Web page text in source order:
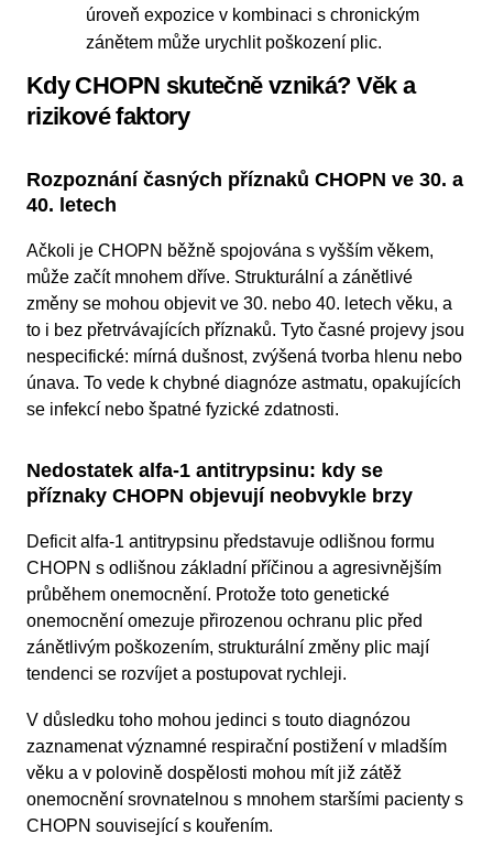
úroveň expozice v kombinaci s chronickým
zánětem může urychlit poškození plic.
Kdy CHOPN skutečně vzniká? Věk a
rizikové faktory
Rozpoznání časných příznaků CHOPN ve 30. a
40. letech
Ačkoli je CHOPN běžně spojována s vyšším věkem,
může začít mnohem dříve. Strukturální a zánětlivé
změny se mohou objevit ve 30. nebo 40. letech věku, a
to i bez přetrvávajících příznaků. Tyto časné projevy jsou
nespecifické: mírná dušnost, zvýšená tvorba hlenu nebo
únava. To vede k chybné diagnóze astmatu, opakujících
se infekcí nebo špatné fyzické zdatnosti.
Nedostatek alfa-1 antitrypsinu: kdy se
příznaky CHOPN objevují neobvykle brzy
Deficit alfa-1 antitrypsinu představuje odlišnou formu
CHOPN s odlišnou základní příčinou a agresivnějším
průběhem onemocnění. Protože toto genetické
onemocnění omezuje přirozenou ochranu plic před
zánětlivým poškozením, strukturální změny plic mají
tendenci se rozvíjet a postupovat rychleji.
V důsledku toho mohou jedinci s touto diagnózou
zaznamenat významné respirační postižení v mladším
věku a v polovině dospělosti mohou mít již zátěž
onemocnění srovnatelnou s mnohem staršími pacienty s
CHOPN související s kouřením.